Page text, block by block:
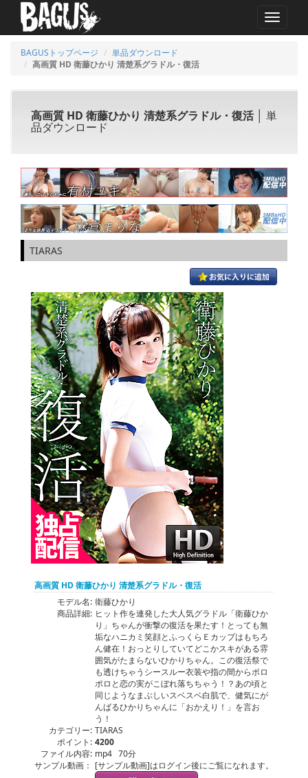
MENU
BAGUSトップページ
単品ダウンロード
高画質 HD 衛藤ひかり 清楚系グラドル・復活
高画質 HD 衛藤ひかり 清楚系グラドル・復活 │ 単
品ダウンロード
TIARAS
高画質 HD 衛藤ひかり 清楚系グラドル・復活
モデル名: 衛藤ひかり
商品詳細: ヒット作を連発した大人気グラドル「衛藤ひか
り」ちゃんが衝撃の復活を果たす！とっても無
垢なハニカミ笑顔とふっくらＥカップはもちろ
ん健在！おっとりしていてどこかスキがある雰
囲気がたまらないひかりちゃん。この復活祭で
も透けちゃうシースルー衣装や指の間からポロ
ポロと恋の実がこぼれ落ちちゃう！？あの頃と
同じようなまぶしいスベスベ白肌で、健気にが
んばるひかりちゃんに「おかえり！」を言お
う！
カテゴリー: TIARAS
ポイント: 4200
ファイル内容: mp4 70分
サンプル動画： [サンプル動画]はログイン後にご覧になれます。